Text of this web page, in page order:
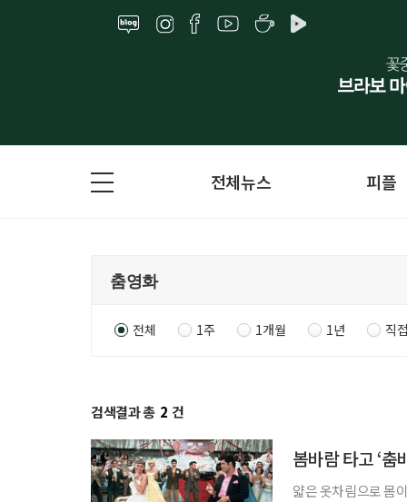
전체뉴스 피플
전체 1주 1개월 1년 직
검색결과 총 2 건
봄바람 타고 ‘춤
얇은 옷차림으로 몸